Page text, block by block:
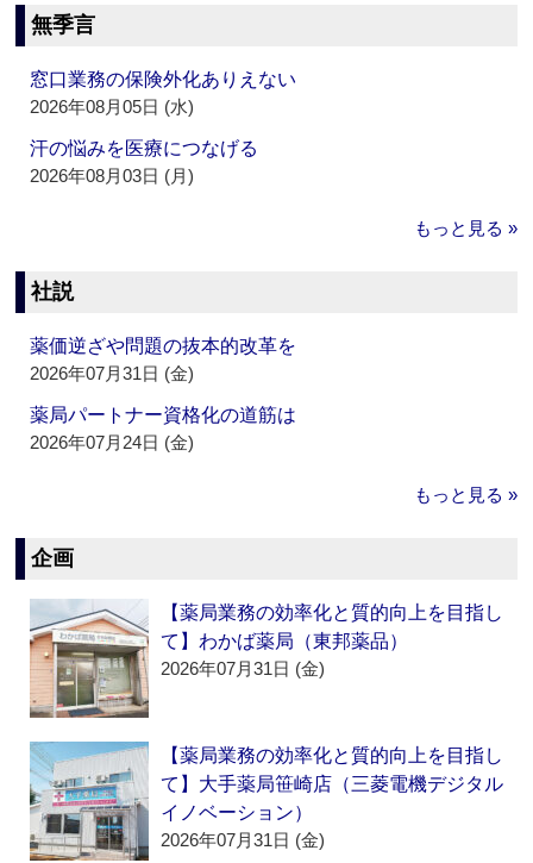
無季言
窓口業務の保険外化ありえない
2026年08月05日 (水)
汗の悩みを医療につなげる
2026年08月03日 (月)
もっと見る »
社説
薬価逆ざや問題の抜本的改革を
2026年07月31日 (金)
薬局パートナー資格化の道筋は
2026年07月24日 (金)
もっと見る »
企画
【薬局業務の効率化と質的向上を目指し
て】わかば薬局（東邦薬品）
2026年07月31日 (金)
【薬局業務の効率化と質的向上を目指し
て】大手薬局笹崎店（三菱電機デジタル
イノベーション）
2026年07月31日 (金)